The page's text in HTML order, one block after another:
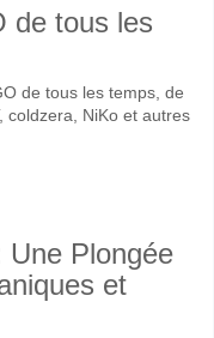
de tous les
de tous les temps, de
coldzera, NiKo et autres
Une Plongée
et